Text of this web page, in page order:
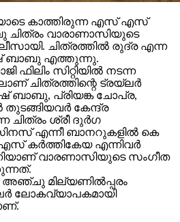
കാത്തിരുന്ന എസ് എസ്
ചിത്രം വാരാണാസിയുടെ
ചിത്രത്തിൽ രുദ്ര എന്ന
ബാബു എത്തുന്നു.
ഫിലിം സിറ്റിയിൽ നടന്ന
ചിത്രത്തിന്റെ ട്രയ്ലർ
ബാബു, പ്രിയങ്ക ചോപ്ര,
കേന്ദ്ര
ചിത്രം ശ്രീ ദുർഗ
എന്നീ ബാനറുകളിൽ കെ
കർത്തികേയ എന്നിവർ
വാരണാസിയുടെ സംഗീത
മില്യണിൽപ്പരം
ലോകവ്യാപകമായി